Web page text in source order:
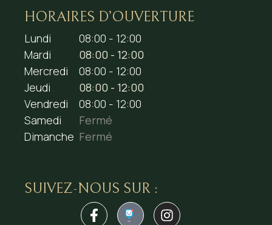
HORAIRES D’OUVERTURE
Lundi
08:00 - 12:00
Mardi
08:00 - 12:00
Mercredi
08:00 - 12:00
Jeudi
08:00 - 12:00
Vendredi
08:00 - 12:00
Samedi
Fermé
Dimanche Fermé
SUIVEZ-NOUS SUR :
1